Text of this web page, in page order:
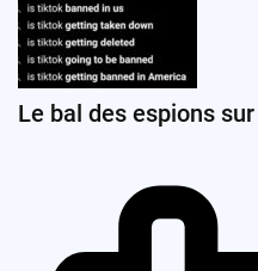
Le bal des espions